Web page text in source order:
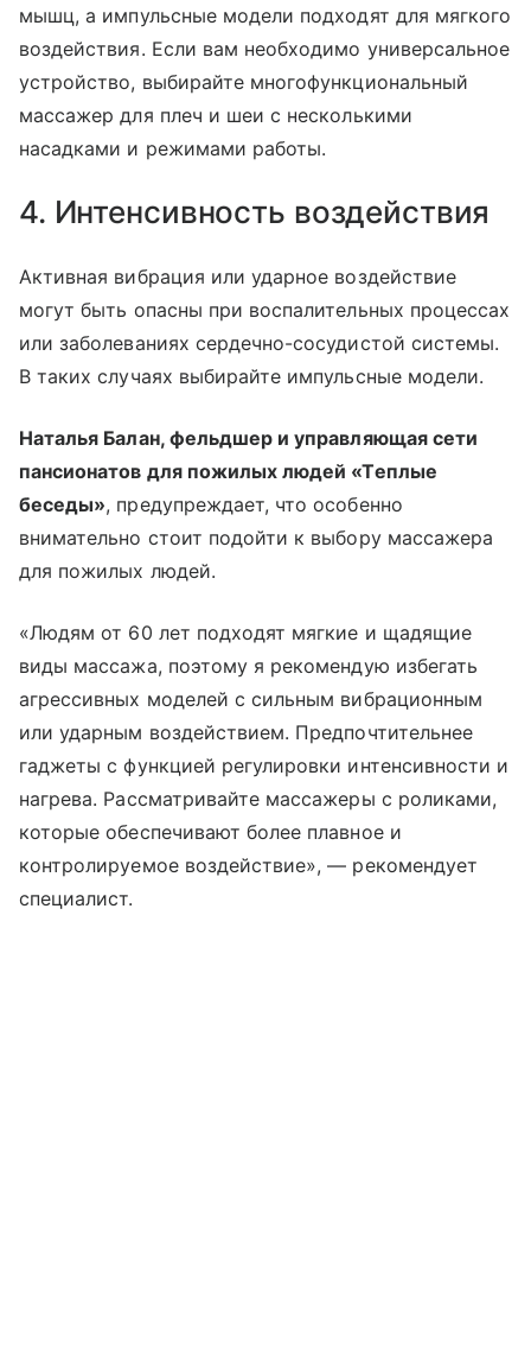
мышц, а импульсные модели подходят для мягкого
воздействия. Если вам необходимо универсальное
устройство, выбирайте многофункциональный
массажер для плеч и шеи с несколькими
насадками и режимами работы.
4. Интенсивность воздействия
Активная вибрация или ударное воздействие
могут быть опасны при воспалительных процессах
или заболеваниях сердечно-сосудистой системы.
В таких случаях выбирайте импульсные модели.
Наталья Балан, фельдшер и управляющая сети
пансионатов для пожилых людей «Теплые
беседы», предупреждает, что особенно
внимательно стоит подойти к выбору массажера
для пожилых людей.
«Людям от 60 лет подходят мягкие и щадящие
виды массажа, поэтому я рекомендую избегать
агрессивных моделей с сильным вибрационным
или ударным воздействием. Предпочтительнее
гаджеты с функцией регулировки интенсивности и
нагрева. Рассматривайте массажеры с роликами,
которые обеспечивают более плавное и
контролируемое воздействие», — рекомендует
специалист.